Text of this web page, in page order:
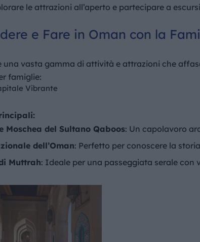
le attrazioni all’aperto e partecipare a
e Fare in Oman con la
una vasta gamma di attività e attrazioni che
famiglie:
Vibrante
Moschea del Sultano Qaboos: Un capolavoro
dell’Oman: Perfetto per conoscere la
Muttrah: Ideale per una passeggiata serale con